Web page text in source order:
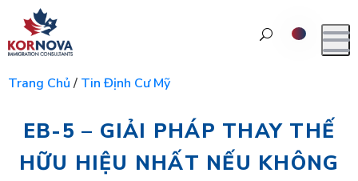
Trang Chủ/ Tin Định Cư Mỹ
EB-5 – GIẢI PHÁP THAY THẾ
HỮU HIỆU NHẤT NẾU KHÔNG